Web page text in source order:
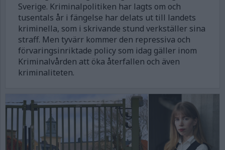
Sverige. Kriminalpolitiken har lagts om och
tusentals år i fängelse har delats ut till landets
kriminella, som i skrivande stund verkställer sina
straff. Men tyvärr kommer den repressiva och
förvaringsinriktade policy som idag gäller inom
Kriminalvården att öka återfallen och även
kriminaliteten.